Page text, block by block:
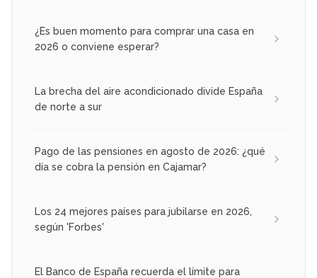
¿Es buen momento para comprar una casa en
2026 o conviene esperar?
La brecha del aire acondicionado divide España
de norte a sur
Pago de las pensiones en agosto de 2026: ¿qué
día se cobra la pensión en Cajamar?
Los 24 mejores países para jubilarse en 2026,
según 'Forbes'
El Banco de España recuerda el límite para